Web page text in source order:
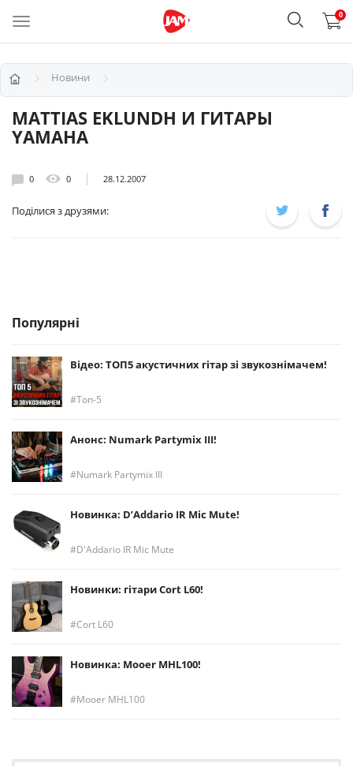
0
Новини
MATTIAS EKLUNDH И ГИТАРЫ
YAMAHA
0 0 28.12.2007
Поділися з друзями:
Популярні
Відео: ТОП5 акустичних гітар зі звукознімачем!
Топ-5
Анонс: Numark Partymix III!
Numark Partymix III
Новинка: D’Addario IR Mic Mute!
D'Addario IR Mic Mute
Новинки: гітари Cort L60!
Cort L60
Новинка: Mooer MHL100!
Mooer MHL100